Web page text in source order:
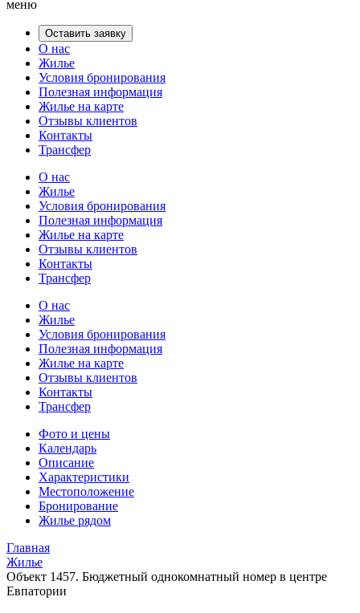
меню
Оставить заявку
О нас
Жилье
Условия бронирования
Полезная информация
Жилье на карте
Отзывы клиентов
Контакты
Трансфер
О нас
Жилье
Условия бронирования
Полезная информация
Жилье на карте
Отзывы клиентов
Контакты
Трансфер
О нас
Жилье
Условия бронирования
Полезная информация
Жилье на карте
Отзывы клиентов
Контакты
Трансфер
Фото и цены
Календарь
Описание
Характеристики
Местоположение
Бронирование
Жилье рядом
Главная
Жилье
Объект 1457. Бюджетный однокомнатный номер в центре
Евпатории